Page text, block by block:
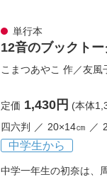
単行本
12音のブックトー
こまつあやこ 作／友風
定価 1,430円 (本体
四六判
20×14㎝
中学生から
中学一年生の初奈は、